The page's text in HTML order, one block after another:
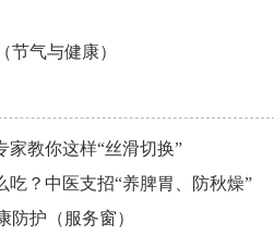
节气与健康）
家教你这样“丝滑切换”
吃？中医支招“养脾胃、防秋燥”
防护（服务窗）